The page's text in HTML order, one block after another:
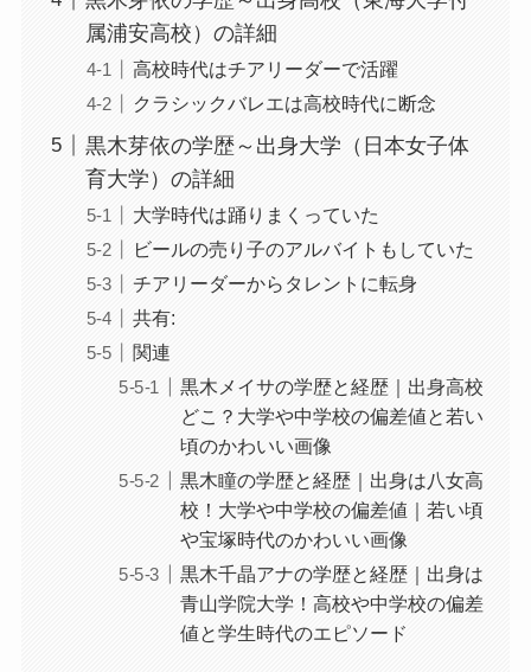
属浦安高校）の詳細
高校時代はチアリーダーで活躍
クラシックバレエは高校時代に断念
黒木芽依の学歴～出身大学（日本女子体
育大学）の詳細
大学時代は踊りまくっていた
ビールの売り子のアルバイトもしていた
チアリーダーからタレントに転身
共有:
関連
黒木メイサの学歴と経歴｜出身高校
どこ？大学や中学校の偏差値と若い
頃のかわいい画像
黒木瞳の学歴と経歴｜出身は八女高
校！大学や中学校の偏差値｜若い頃
や宝塚時代のかわいい画像
黒木千晶アナの学歴と経歴｜出身は
青山学院大学！高校や中学校の偏差
値と学生時代のエピソード